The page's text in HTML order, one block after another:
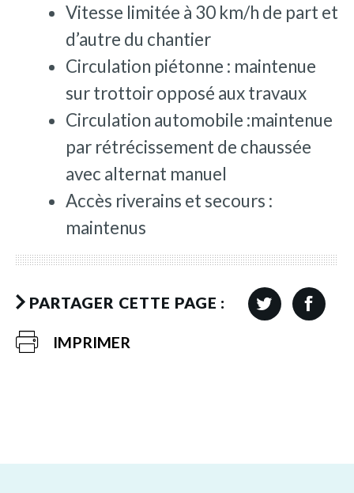
Vitesse limitée à 30 km/h de part et
d’autre du chantier
Circulation piétonne : maintenue
sur trottoir opposé aux travaux
Circulation automobile :maintenue
par rétrécissement de chaussée
avec alternat manuel
Accès riverains et secours :
maintenus
PARTAGER CETTE PAGE :
IMPRIMER